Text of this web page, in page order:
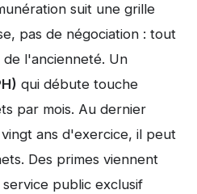
suit une grille
pas de négociation : tout
l'ancienneté. Un
qui débute touche
par mois. Au dernier
ans d'exercice, il peut
Des primes viennent
public exclusif